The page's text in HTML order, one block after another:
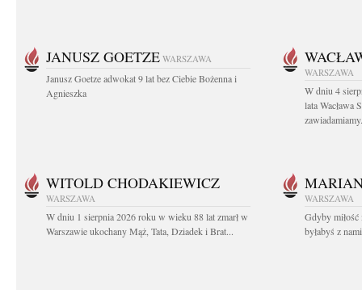
JANUSZ GOETZE WARSZAWA
Janusz Goetze adwokat 9 lat bez Ciebie Bożenna i
Agnieszka
WARSZAWA
W dniu 4
lata Wacława
WITOLD CHODAKIEWICZ
WARSZAWA
W dniu 1 sierpnia 2026 roku w wieku 88 lat zmarł w
Warszawie ukochany Mąż, Tata, Dziadek i Brat...
WARSZAWA
Gdyby miłość
byłabyś z